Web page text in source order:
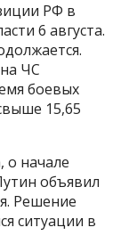
РФ в
6 августа.
ЧС
боевых
15,65
о начале
объявил
Решение
ситуации в